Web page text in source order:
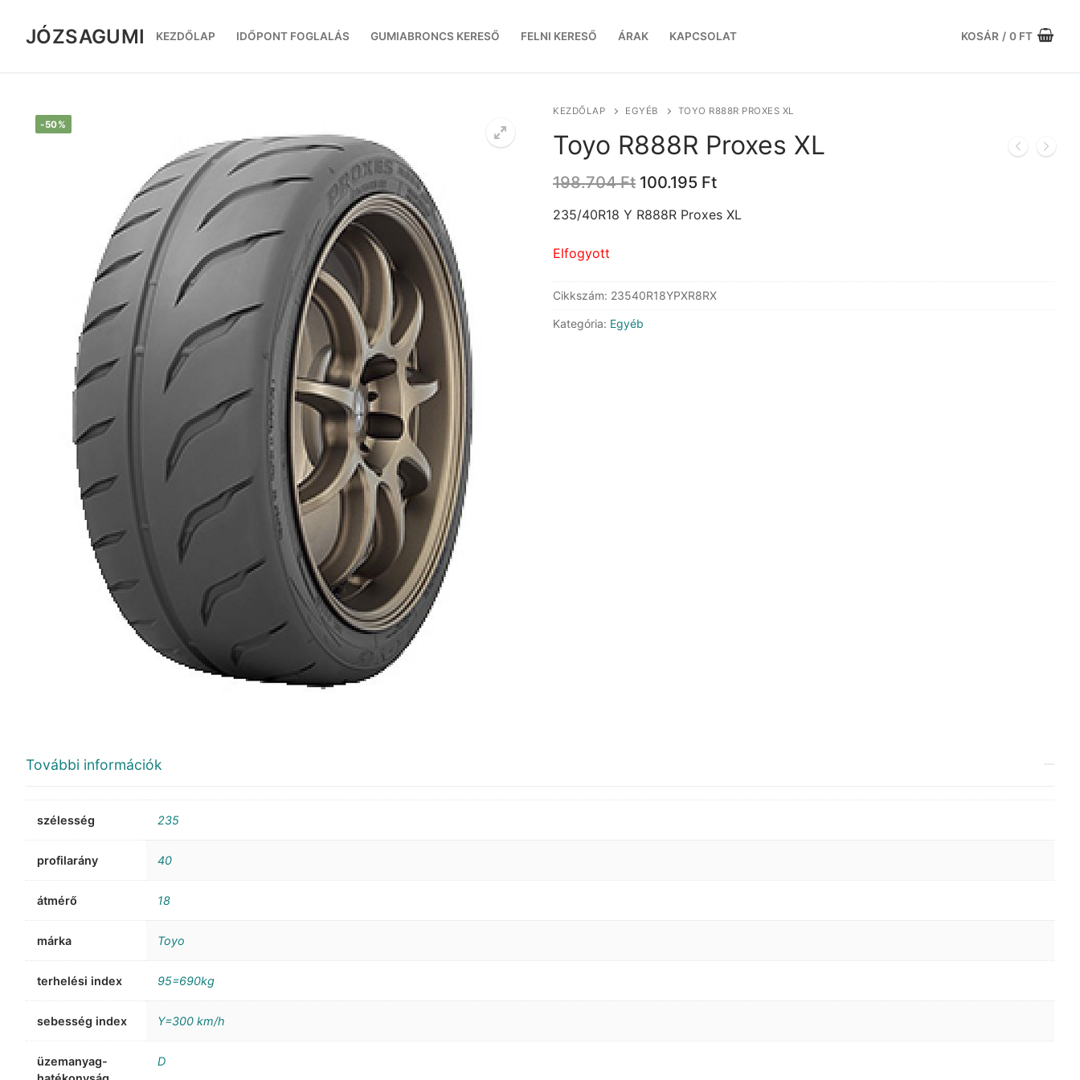
tartalomra
JÓZSAGUMI KEZDŐLAP IDŐPONT FOGLALÁS GUMIABRONCS KERESŐ FELNI KERESŐ ÁRAK KAPCSOLAT KOSÁR / 0 FT
-50%
KEZDŐLAP EGYÉB TOYO R888R PROXES XL
Toyo R888R Proxes XL
198.704Ft Original
was:
100.195 FtCurrent
is:
235/40R18 Y R888R Proxes XL
Elfogyott
Cikkszám: 23540R18YPXR8RX
Kategória: Egyéb
További információk
szélesség 235
profilarány 40
átmérő 18
márka Toyo
terhelési index 95=690kg
sebesség index Y=300 km/h
üzemanyag-
D